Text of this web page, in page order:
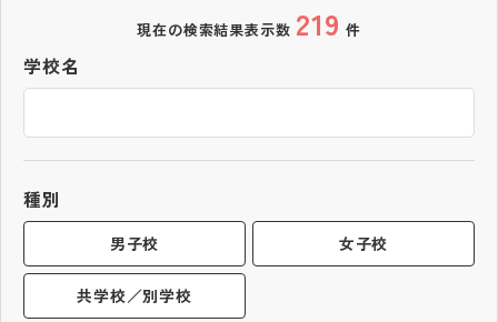
私学探検隊
説明会・イベント情報
よみもの
現在の検索結果表示数 219 件
学校名
種別
男子校 女子校
共学校／別学校